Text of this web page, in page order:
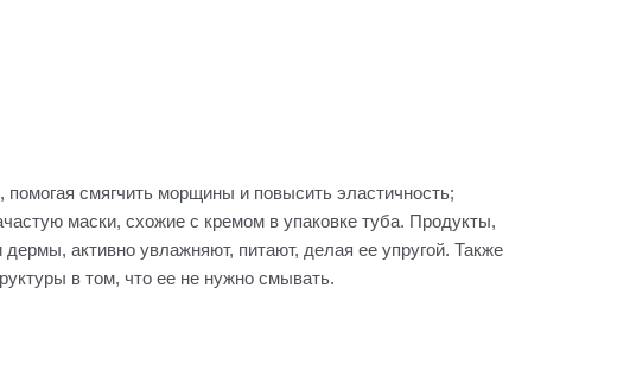
смягчить морщины и повысить эластичность;
маски, схожие с кремом в упаковке туба. Продукты,
активно увлажняют, питают, делая ее упругой. Также
в том, что ее не нужно смывать.